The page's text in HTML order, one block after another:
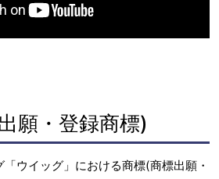
願・登録商標)
ウイッグ」における商標(商標出願・